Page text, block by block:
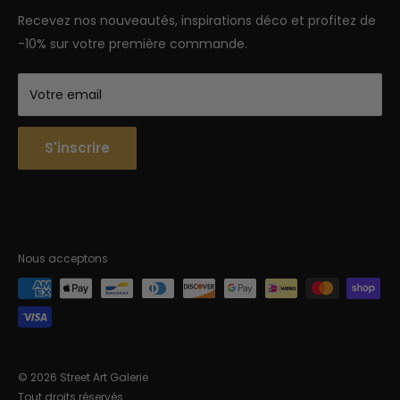
Semaine : 9h-18h | Week-end 9h-12h
Recevez nos nouveautés, inspirations déco et profitez de
-10% sur votre première commande.
Votre email
S'inscrire
Nous acceptons
© 2026 Street Art Galerie
Tout droits réservés.